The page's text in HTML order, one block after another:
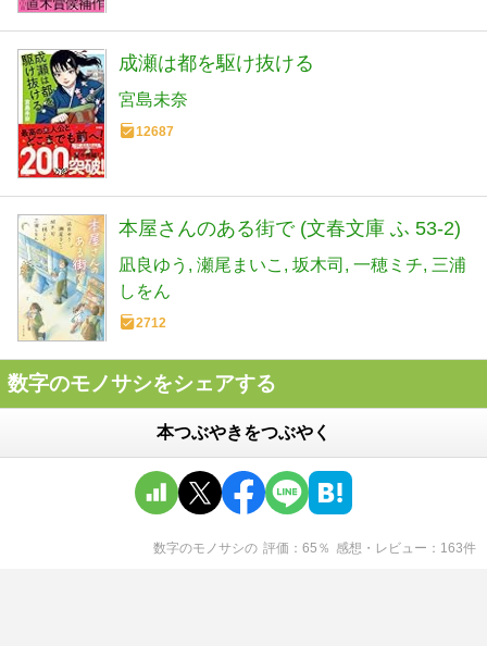
成瀬は都を駆け抜ける
宮島未奈
12687
本屋さんのある街で (文春文庫 ふ 53-2)
凪良ゆう 瀬尾まいこ 坂木司 一穂ミチ 三浦
しをん
2712
数字のモノサシをシェアする
本つぶやきをつぶやく
数字のモノサシの 評価 65 ％ 感想・レビュー 163件